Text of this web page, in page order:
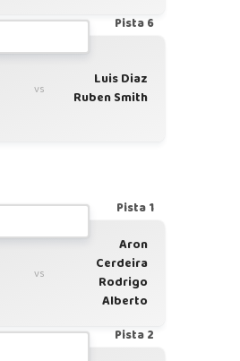
Pista 6
vs
Luis Diaz
Ruben Smith
Pista 1
vs
Aron
Cerdeira
Rodrigo
Alberto
Pista 2